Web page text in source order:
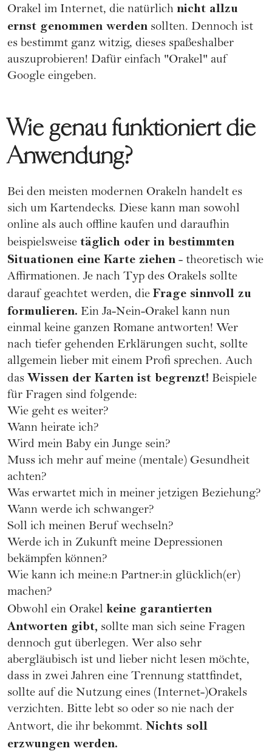
Orakel im Internet, die natürlich nicht allzu
ernst genommen werden sollten. Dennoch ist
es bestimmt ganz witzig, dieses spaßeshalber
auszuprobieren! Dafür einfach "Orakel" auf
Google eingeben.
Wie genau funktioniert die
Anwendung?
Bei den meisten modernen Orakeln handelt es
sich um Kartendecks. Diese kann man sowohl
online als auch offline kaufen und daraufhin
beispielsweise täglich oder in bestimmten
Situationen eine Karte ziehen - theoretisch wie
Affirmationen. Je nach Typ des Orakels sollte
darauf geachtet werden, die Frage sinnvoll zu
formulieren. Ein Ja-Nein-Orakel kann nun
einmal keine ganzen Romane antworten! Wer
nach tiefer gehenden Erklärungen sucht, sollte
allgemein lieber mit einem Profi sprechen. Auch
das Wissen der Karten ist begrenzt! Beispiele
für Fragen sind folgende:
Wie geht es weiter?
Wann heirate ich?
Wird mein Baby ein Junge sein?
Muss ich mehr auf meine (mentale) Gesundheit
achten?
Was erwartet mich in meiner jetzigen Beziehung?
Wann werde ich schwanger?
Soll ich meinen Beruf wechseln?
Werde ich in Zukunft meine Depressionen
bekämpfen können?
Wie kann ich meine:n Partner:in glücklich(er)
machen?
Obwohl ein Orakel keine garantierten
Antworten gibt, sollte man sich seine Fragen
dennoch gut überlegen. Wer also sehr
abergläubisch ist und lieber nicht lesen möchte,
dass in zwei Jahren eine Trennung stattfindet,
sollte auf die Nutzung eines (Internet-)Orakels
verzichten. Bitte lebt so oder so nie nach der
Antwort, die ihr bekommt. Nichts soll
erzwungen werden.